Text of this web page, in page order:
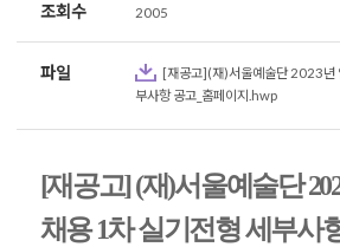
조회수 2005
파일
[재공고](재)서울예술단 2023년
부사항 공고_홈페이지.hwp
[재공고] (재)서울예술단
채용1차 실기전형 세부사